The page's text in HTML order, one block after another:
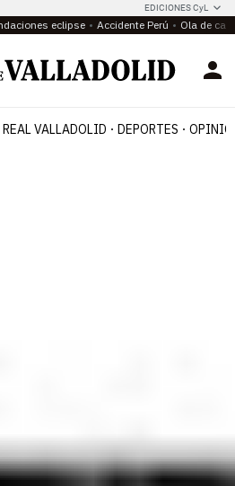
EDICIONES CyL
eclipse Accidente Perú Ola de
REAL VALLADOLID DEPORTES